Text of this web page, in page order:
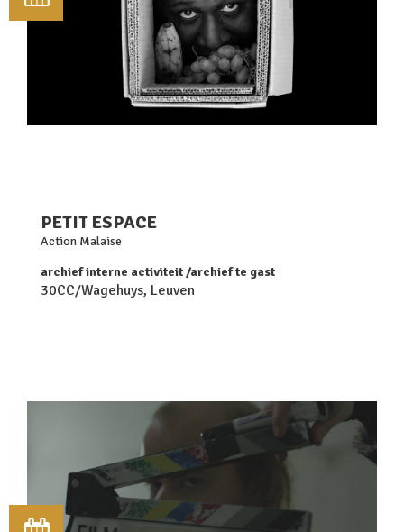
PETIT ESPACE
Action Malaise
archief interne activiteit archief te gast
30CC/Wagehuys, Leuven